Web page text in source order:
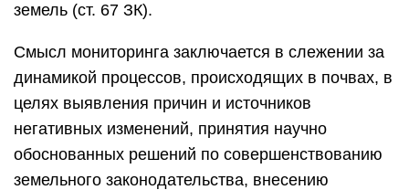
земель (ст. 67 ЗК).
Смысл мониторинга заключается в слежении за
динамикой процессов, происходящих в почвах, в
целях выявления причин и источников
негативных изменений, принятия научно
обоснованных решений по совершенствованию
земельного законодательства, внесению